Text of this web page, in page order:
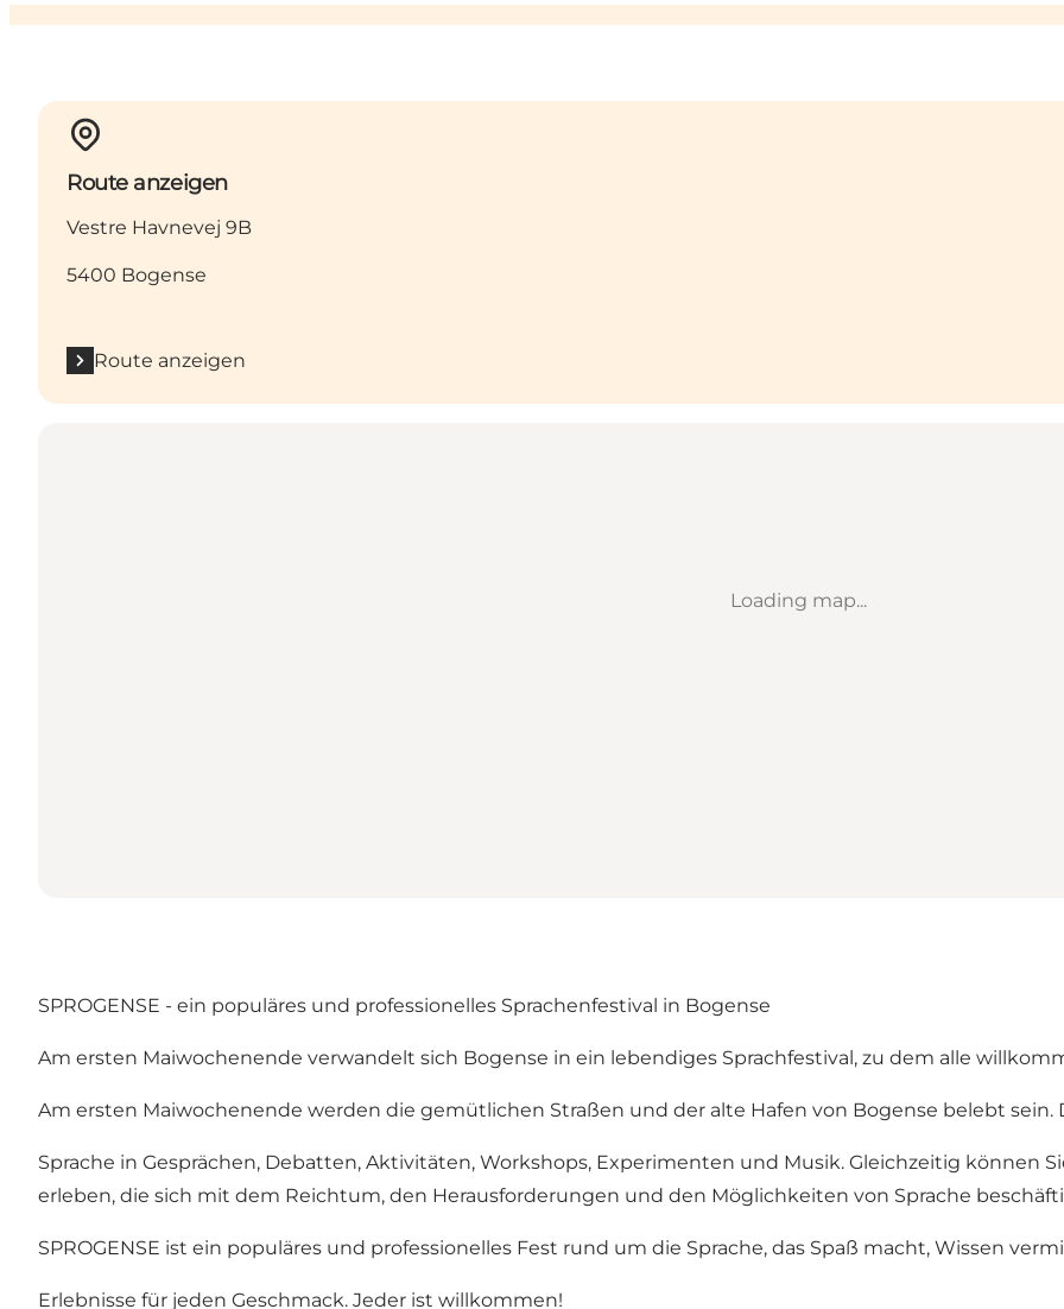
Route anzeigen
Vestre Havnevej 9B
5400 Bogense
Route anzeigen
Loading map...
SPROGENSE - ein populäres und professionelles Sprachenfestival in Bogense
Am ersten Maiwochenende verwandelt sich Bogense in ein lebendiges Sprachfestival, zu dem alle
Am ersten Maiwochenende werden die gemütlichen Straßen und der alte Hafen von Bogense belebt sein.
Sprache in Gesprächen, Debatten, Aktivitäten, Workshops, Experimenten und Musik. Gleichzeitig können
erleben, die sich mit dem Reichtum, den Herausforderungen und den Möglichkeiten von Sprache
SPROGENSE ist ein populäres und professionelles Fest rund um die Sprache, das Spaß macht, Wissen
Erlebnisse für jeden Geschmack. Jeder ist willkommen!